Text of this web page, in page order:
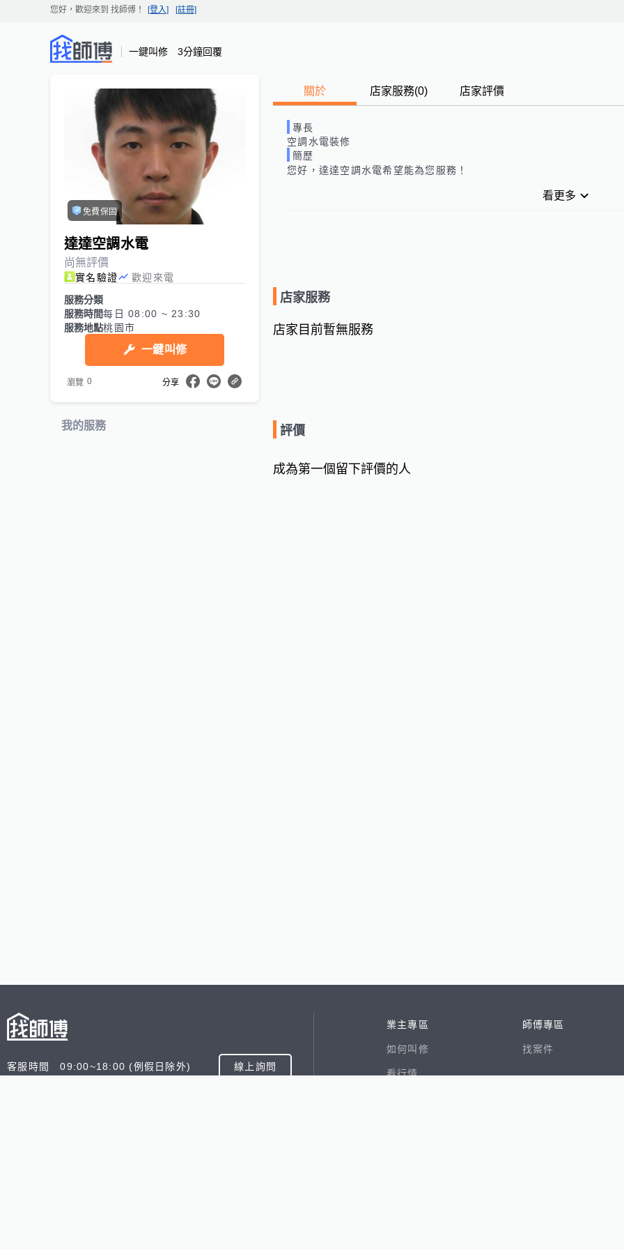
您好，歡迎來到 找師傅 ！ [登入] [註冊]
一鍵叫修 3分鐘回覆
免費保固
達達空調水電
尚無評價
實名驗證
歡迎來電
服務分類
服務時間每日 08:00 ~ 23:30
服務地點桃園市
一鍵叫修
瀏覽 0 分享
我的服務
關於 店家服務(0) 店家評價
專長
空調水電裝修
簡歷
您好，達達空調水電希望能為您服務！
看更多
店家服務
店家目前暫無服務
評價
成為第一個留下評價的人
客服時間 09:00~18:00 (例假日除外) 線上詢問
業主專區
如何叫修
看行情
師傅專區
找案件